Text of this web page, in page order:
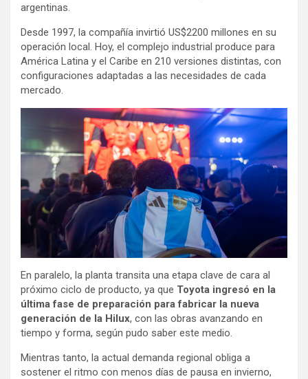
argentinas.
Desde 1997, la compañía invirtió US$2200 millones en su
operación local. Hoy, el complejo industrial produce para
América Latina y el Caribe en 210 versiones distintas, con
configuraciones adaptadas a las necesidades de cada
mercado.
En paralelo, la planta transita una etapa clave de cara al
próximo ciclo de producto, ya que Toyota ingresó en la
última fase de preparación para fabricar la nueva
generación de la Hilux, con las obras avanzando en
tiempo y forma, según pudo saber este medio.
Mientras tanto, la actual demanda regional obliga a
sostener el ritmo con menos días de pausa en invierno,